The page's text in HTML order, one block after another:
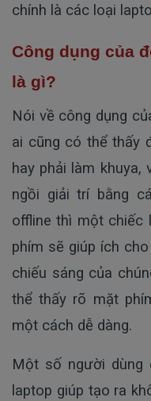
chính là các loại
Công dụng của
là gì?
Nói về công dụng
ai cũng có thể thấy
hay phải làm
ngồi giải trí bằng
offline thì một chiếc
phím sẽ giúp ích
chiếu sáng của
thể thấy rõ mặt
một cách dễ dàng.
Một số người dùng
laptop giúp tạo ra